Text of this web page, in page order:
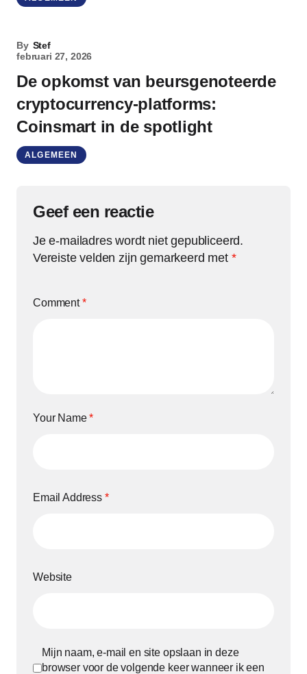
By Stef
februari 27, 2026
De opkomst van beursgenoteerde
cryptocurrency-platforms:
Coinsmart in de spotlight
ALGEMEEN
Geef een reactie
Je e-mailadres wordt niet gepubliceerd.
Vereiste velden zijn gemarkeerd met *
Comment*
Your Name*
Email Address *
Website
Mijn naam, e-mail en site opslaan in deze
browser voor de volgende keer wanneer ik een